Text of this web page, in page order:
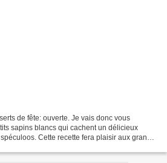
de fête: ouverte. Je vais donc vous
sapins blancs qui cachent un délicieux
Cette recette fera plaisir aux grands,